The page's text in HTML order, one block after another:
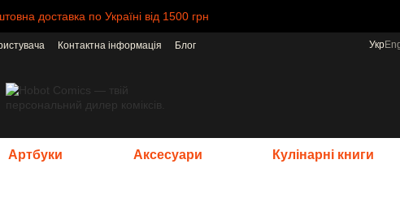
доставка по Україні від 1500 грн
Контактна інформація
Блог
Укр
Артбуки Аксесуари Кулінарні книги